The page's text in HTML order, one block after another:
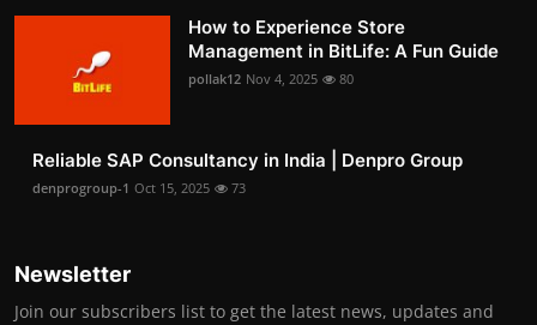
How to Experience Store
Management in BitLife: A Fun Guide
pollak12 Nov 4, 2025 80
Reliable SAP Consultancy in India | Denpro Group
denprogroup-1 Oct 15, 2025 73
Newsletter
Join our subscribers list to get the latest news, updates and